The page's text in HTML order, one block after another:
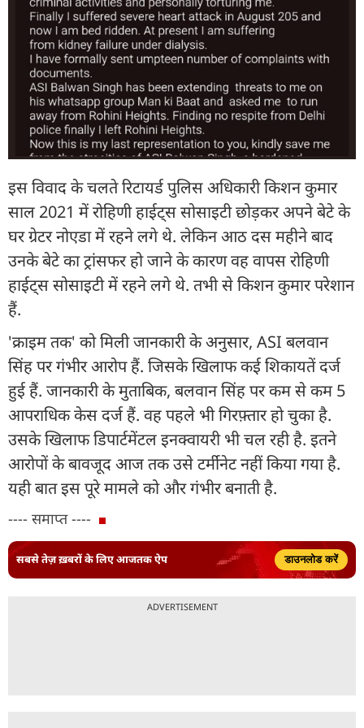
इस विवाद के चलते रिटायर्ड पुलिस अधिकारी किशन कुमार
साल 2021 में रोहिणी हाईट्स सोसाइटी छोड़कर अपने बेटे के
घर ग्रेटर नोएडा में रहने लगे थे. लेकिन आठ दस महीने बाद
उनके बेटे का ट्रांसफर हो जाने के कारण वह वापस रोहिणी
हाईट्स सोसाइटी में रहने लगे थे. तभी से किशन कुमार परेशान
हैं.
'क्राइम तक' को मिली जानकारी के अनुसार, ASI बलवान
सिंह पर गंभीर आरोप हैं. जिसके खिलाफ कई शिकायतें दर्ज
हुई हैं. जानकारी के मुताबिक, बलवान सिंह पर कम से कम 5
आपराधिक केस दर्ज हैं. वह पहले भी गिरफ़्तार हो चुका है.
उसके खिलाफ डिपार्टमेंटल इनक्वायरी भी चल रही है. इतने
आरोपों के बावजूद आज तक उसे टर्मीनेट नहीं किया गया है.
यही बात इस पूरे मामले को और गंभीर बनाती है.
---- समाप्त ----
सबसे तेज़ ख़बरों के लिए आजतक ऐप डाउनलोड करें
ADVERTISEMENT